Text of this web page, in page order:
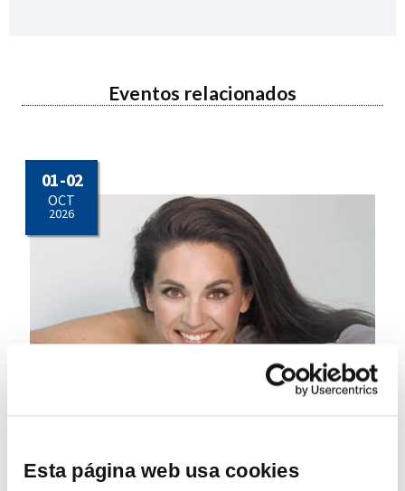
Esta página web usa cookies
Eventos relacionados
01 - 02
OCT
2026
Lugar:Palacio Euskalduna